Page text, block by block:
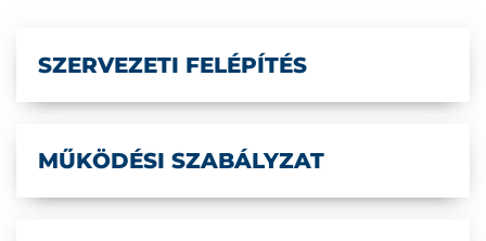
SZERVEZETI FELÉPÍTÉS
MŰKÖDÉSI SZABÁLYZAT